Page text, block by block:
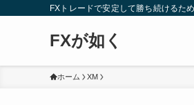
FXトレードで安定して勝ち続けるた
FXが如く
ホーム XM